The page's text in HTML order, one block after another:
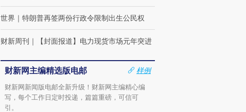
世界 ｜ 特朗普再签两份行政令限制出生公民权
财新周刊 ｜ 【封面报道】电力现货市场元年突进
财新网主编精选版电邮
样例
财新网新闻版电邮全新升级！财新网主编精心编
写，每个工作日定时投递，篇篇重磅，可信可
引。